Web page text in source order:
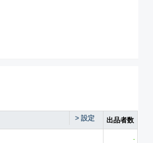
> 設定 出品者数
-